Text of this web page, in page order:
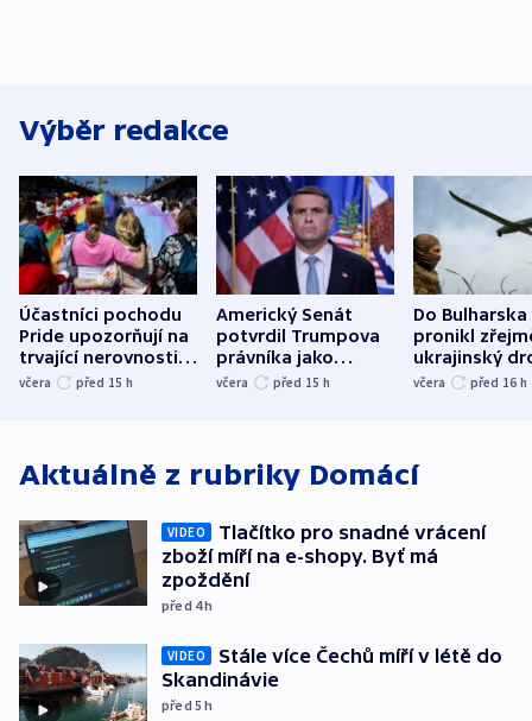
Výběr redakce
Účastníci pochodu
Pride upozorňují na
trvající nerovnosti i
společenskou
včera před 15 h
Americký Senát
potvrdil Trumpova
právníka jako
ministra
včera před 15 h
Do Bulharska
pronikl
ukrajinský
explodoval
včera před 16 h
Aktuálně z rubriky Domácí
VIDEO
Tlačítko pro snadné vrácení
zboží míří na e-shopy. Byť má
zpoždění
před 4h
VIDEO
Stále více Čechů míří v létě do
Skandinávie
před 5h